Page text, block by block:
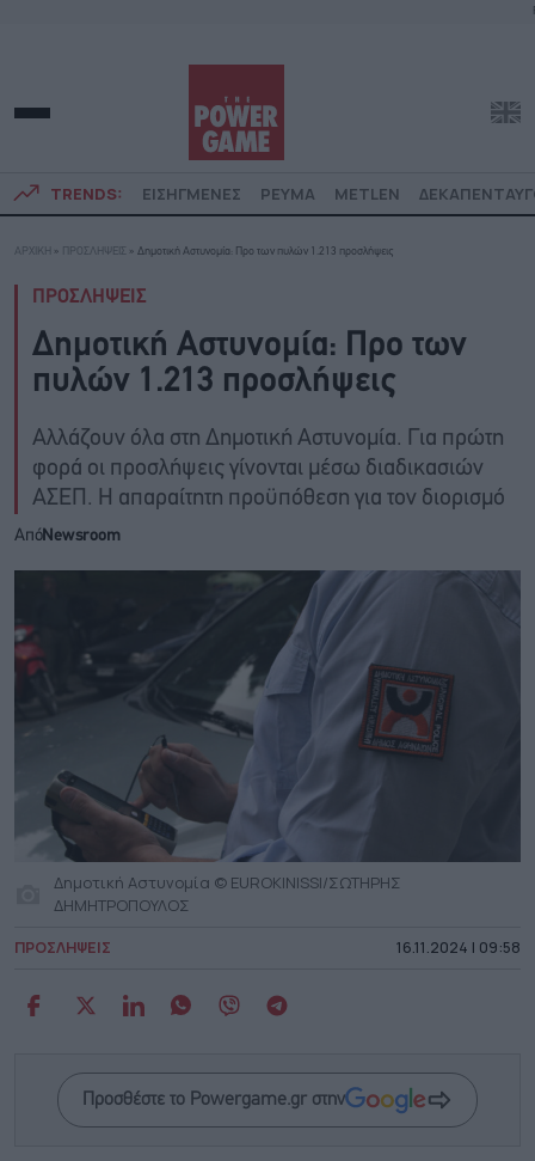
TRENDS: ΕΙΣΗΓΜΕΝΕΣ ΡΕΥΜΑ METLEN
ΑΡΧΙΚΗ » ΠΡΟΣΛΗΨΕΙΣ » Δημοτική Αστυνομία: Προ των πυλών 1.213 προσλήψεις
ΠΡΟΣΛΗΨΕΙΣ
Δημοτική Αστυνομία: Προ των
πυλών 1.213 προσλήψεις
Αλλάζουν όλα στη Δημοτική Αστυνομία. Για πρώτη
φορά οι προσλήψεις γίνονται μέσω διαδικασιών
ΑΣΕΠ. Η απαραίτητη προϋπόθεση για τον διορισμό
ΑπόNewsroom
Δημοτική Αστυνομία © EUROKINISSI/ΣΩΤΗΡΗΣ
ΔΗΜΗΤΡΟΠΟΥΛΟΣ
ΠΡΟΣΛΗΨΕΙΣ 16.11.2024 | 09:58
Προσθέστε το Powergame.gr στην